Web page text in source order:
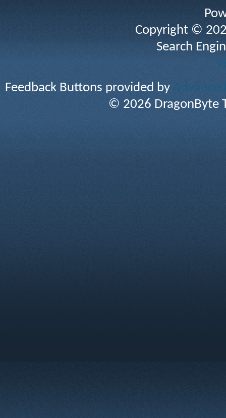
Copyright ©
Search
Feedback Buttons provided by
© 2026 DragonByte